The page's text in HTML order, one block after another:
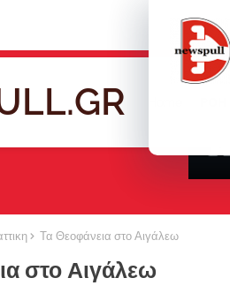
Τα Θεοφάνεια στο Αιγάλεω
στο Αιγάλεω